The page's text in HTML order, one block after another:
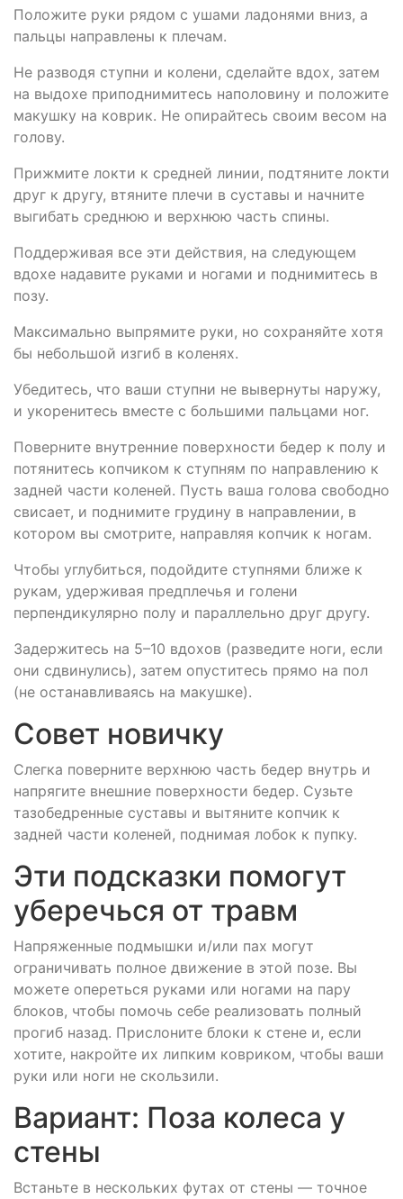
Положите руки рядом с ушами ладонями вниз, а
пальцы направлены к плечам.
Не разводя ступни и колени, сделайте вдох, затем
на выдохе приподнимитесь наполовину и положите
макушку на коврик. Не опирайтесь своим весом на
голову.
Прижмите локти к средней линии, подтяните локти
друг к другу, втяните плечи в суставы и начните
выгибать среднюю и верхнюю часть спины.
Поддерживая все эти действия, на следующем
вдохе надавите руками и ногами и поднимитесь в
позу.
Максимально выпрямите руки, но сохраняйте хотя
бы небольшой изгиб в коленях.
Убедитесь, что ваши ступни не вывернуты наружу,
и укоренитесь вместе с большими пальцами ног.
Поверните внутренние поверхности бедер к полу и
потянитесь копчиком к ступням по направлению к
задней части коленей. Пусть ваша голова свободно
свисает, и поднимите грудину в направлении, в
котором вы смотрите, направляя копчик к ногам.
Чтобы углубиться, подойдите ступнями ближе к
рукам, удерживая предплечья и голени
перпендикулярно полу и параллельно друг другу.
Задержитесь на 5–10 вдохов (разведите ноги, если
они сдвинулись), затем опуститесь прямо на пол
(не останавливаясь на макушке).
Совет новичку
Слегка поверните верхнюю часть бедер внутрь и
напрягите внешние поверхности бедер. Сузьте
тазобедренные суставы и вытяните копчик к
задней части коленей, поднимая лобок к пупку.
Эти подсказки помогут
уберечься от травм
Напряженные подмышки и/или пах могут
ограничивать полное движение в этой позе. Вы
можете опереться руками или ногами на пару
блоков, чтобы помочь себе реализовать полный
прогиб назад. Прислоните блоки к стене и, если
хотите, накройте их липким ковриком, чтобы ваши
руки или ноги не скользили.
Вариант: Поза колеса у
стены
Встаньте в нескольких футах от стены — точное